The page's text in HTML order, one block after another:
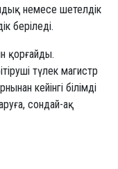
немесе шетелдік
беріледі.
қорғайды.
түлек магистр
кейінгі білімді
сондай-ақ